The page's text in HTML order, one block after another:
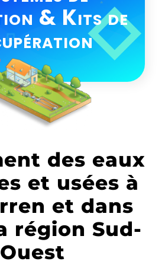
& Kits de
des eaux
et usées à
et dans
région Sud-
Ouest